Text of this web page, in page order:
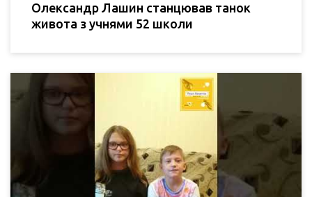
Олександр Лашин станцював танок
живота з учнями 52 школи